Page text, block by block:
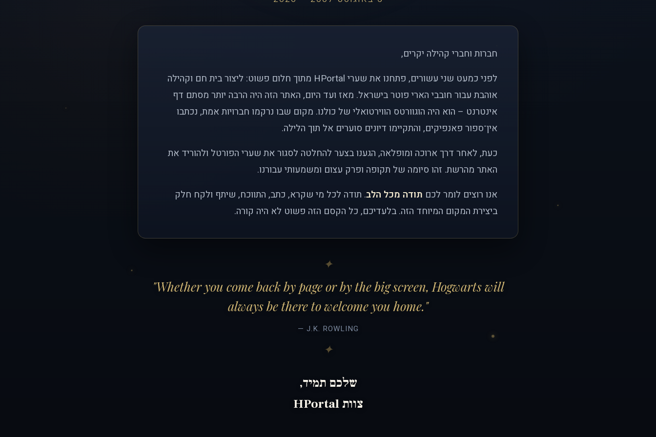
חברות וחברי קהילה יקרים,
לפני כמעט שני עשורים, פתחנו את שערי HPortal מתוך חלום פשוט: ליצור בית חם וקהילה
אוהבת עבור חובבי הארי פוטר בישראל. מאז ועד היום, האתר הזה היה הרבה יותר מסתם דף
אינטרנט – הוא היה הוגוורטס הווירטואלי של כולנו. מקום שבו נרקמו חברויות אמת, נכתבו
אין־ספור פאנפיקים, והתקיימו דיונים סוערים אל תוך הלילה.
כעת, לאחר דרך ארוכה ומופלאה, הגענו בצער להחלטה לסגור את שערי הפורטל ולהוריד את
האתר מהרשת. זהו סיומה של תקופה ופרק עצום ומשמעותי עבורנו.
אנו רוצים לומר לכם תודה מכל הלב. תודה לכל מי שקרא, כתב, התווכח, שיתף ולקח חלק
ביצירת המקום המיוחד הזה. בלעדיכם, כל הקסם הזה פשוט לא היה קורה.
"Whether you come back by page or by the big screen, Hogwarts will
always be there to welcome you home."
— J.K. ROWLING
שלכם תמיד,
צוות HPortal